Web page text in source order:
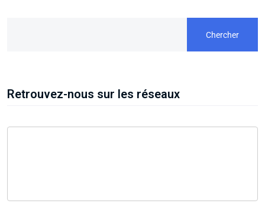
Chercher
Retrouvez-nous sur les réseaux